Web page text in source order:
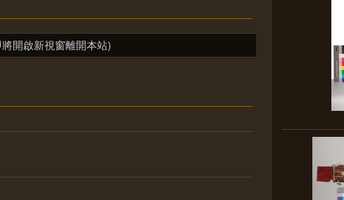
開啟新視窗離開本站)